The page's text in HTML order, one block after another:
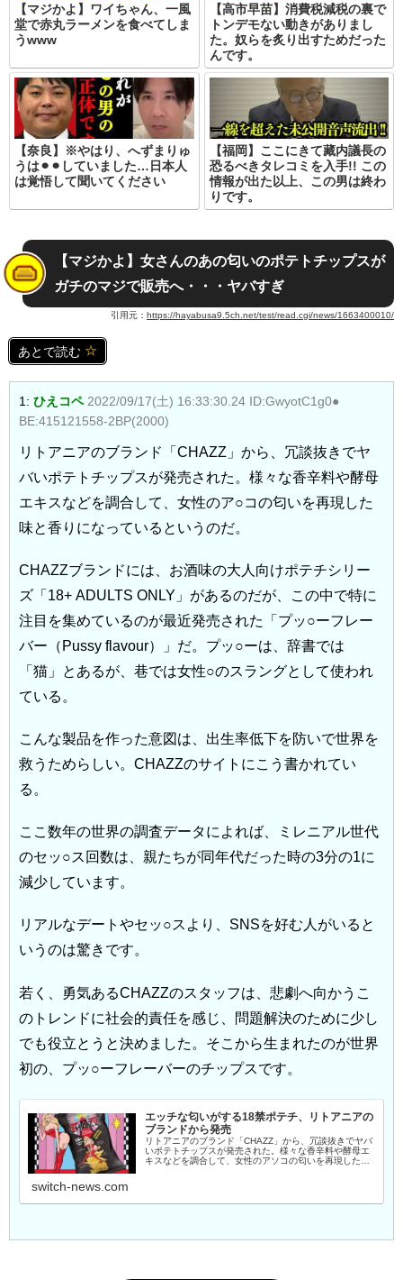
【マジかよ】ワイちゃん、一風
堂で赤丸ラーメンを食べてしま
うwww
【高市早苗】消費税減税の裏で
トンデモない動きがありまし
た。奴らを炙り出すためだった
んです。
【奈良】※やはり、へずまりゅ
うは⚫︎⚫︎していました…日本人
は覚悟して聞いてください
【福岡】ここにきて藏内議長の
恐るべきタレコミを入手!! この
情報が出た以上、この男は終わ
りです。
【マジかよ】女さんのあの匂いのポテトチップスが
ガチのマジで販売へ・・・ヤバすぎ
引用元： https://hayabusa9.5ch.net/test/read.cgi/news/1663400010/
あとで読む
1: ひえコペ 2022/09/17(土) 16:33:30.24 ID:GwyotC1g0●
BE:415121558-2BP(2000)
リトアニアのブランド「CHAZZ」から、冗談抜きでヤ
バいポテトチップスが発売された。様々な香辛料や酵母
エキスなどを調合して、女性のア○コの匂いを再現した
味と香りになっているというのだ。
CHAZZブランドには、お酒味の大人向けポテチシリー
ズ「18+ ADULTS ONLY」があるのだが、この中で特に
注目を集めているのが最近発売された「プッ○ーフレー
バー（Pussy flavour）」だ。プッ○ーは、辞書では
「猫」とあるが、巷では女性○のスラングとして使われ
ている。
こんな製品を作った意図は、出生率低下を防いで世界を
救うためらしい。CHAZZのサイトにこう書かれてい
る。
ここ数年の世界の調査データによれば、ミレニアル世代
のセッ○ス回数は、親たちが同年代だった時の3分の1に
減少しています。
リアルなデートやセッ○スより、SNSを好む人がいると
いうのは驚きです。
若く、勇気あるCHAZZのスタッフは、悲劇へ向かうこ
のトレンドに社会的責任を感じ、問題解決のために少し
でも役立とうと決めました。そこから生まれたのが世界
初の、プッ○ーフレーバーのチップスです。
エッチな匂いがする18禁ポテチ、リトアニアの
ブランドから発売
リトアニアのブランド「CHAZZ」から、冗談抜きでヤバ
いポテトチップスが発売された。様々な香辛料や酵母エ
キスなどを調合して、女性のアソコの匂いを再現した味
switch-news.com